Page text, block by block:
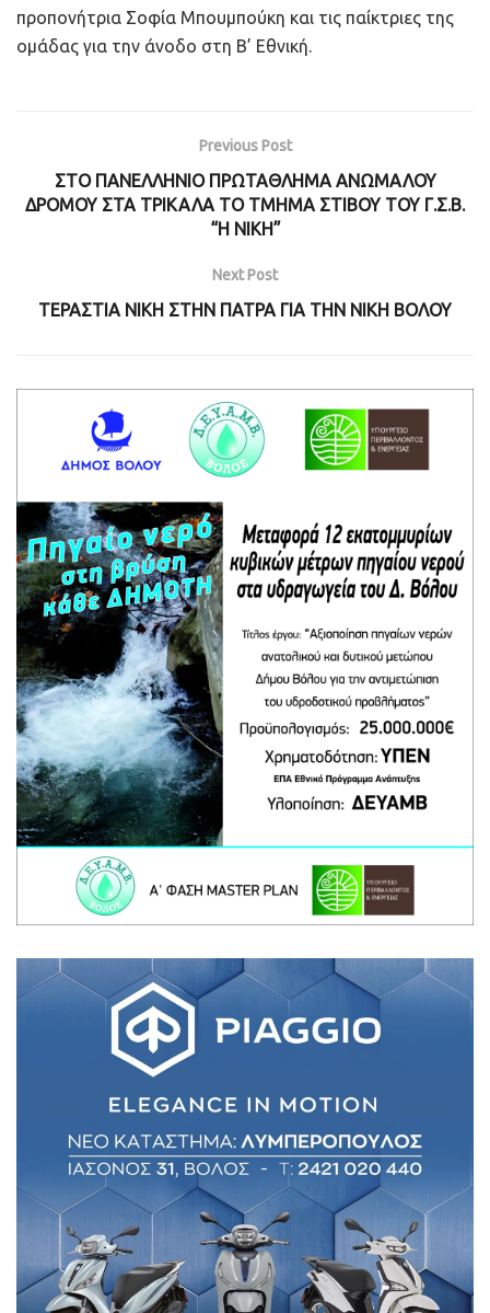
προπονήτρια Σοφία Μπουμπούκη και τις παίκτριες της
ομάδας για την άνοδο στη Β’ Εθνική.
Previous Post
ΣΤΟ ΠΑΝΕΛΛΗΝΙΟ ΠΡΩΤΑΘΛΗΜΑ ΑΝΩΜΑΛΟΥ
ΔΡΟΜΟΥ ΣΤΑ ΤΡΙΚΑΛΑ ΤΟ ΤΜΗΜΑ ΣΤΙΒΟΥ ΤΟΥ Γ.Σ.Β.
“Η ΝΙΚΗ”
Next Post
ΤΕΡΑΣΤΙΑ ΝΙΚΗ ΣΤΗΝ ΠΑΤΡΑ ΓΙΑ ΤΗΝ ΝΙΚΗ ΒΟΛΟΥ